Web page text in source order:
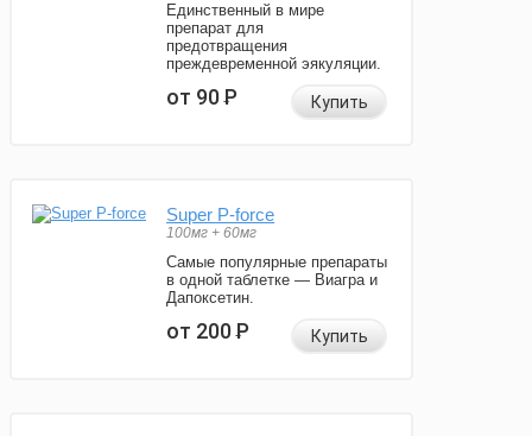
Единственный в мире
препарат для
предотвращения
преждевременной эякуляции.
от 90Р Купить
Super P-force
100мг + 60мг
Самые популярные препараты
в одной таблетке — Виагра и
Дапоксетин.
от 200Р Купить